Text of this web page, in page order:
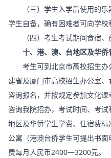
（三）学生入学后使用的乐
学生自备，确有困难者可向学校
（四）考生考试期间食宿、
十、港、澳、台地区及华侨
考生可到北京市高校招生办
建省及厦门市高校招生办公室
咨询报名，并按规定参加文化
咨询我院招办，考试时间、考
地区及华侨学生学费、住宿费
公寓（港澳台侨学生可提出书
费每月人民币2400—3200元。